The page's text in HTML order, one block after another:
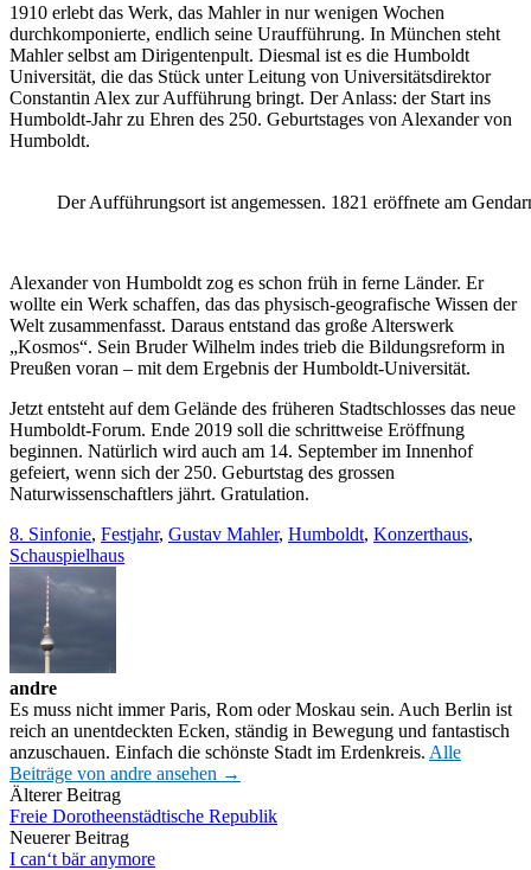
1910 erlebt das Werk, das Mahler in nur wenigen Wochen
durchkomponierte, endlich seine Uraufführung. In München steht
Mahler selbst am Dirigentenpult. Diesmal ist es die Humboldt
Universität, die das Stück unter Leitung von Universitätsdirektor
Constantin Alex zur Aufführung bringt. Der Anlass: der Start ins
Humboldt-Jahr zu Ehren des 250. Geburtstages von Alexander von
Humboldt.
Der Aufführungsort ist angemessen. 1821 eröffnete am
Alexander von Humboldt zog es schon früh in ferne Länder. Er
wollte ein Werk schaffen, das das physisch-geografische Wissen der
Welt zusammenfasst. Daraus entstand das große Alterswerk
„Kosmos“. Sein Bruder Wilhelm indes trieb die Bildungsreform in
Preußen voran – mit dem Ergebnis der Humboldt-Universität.
Jetzt entsteht auf dem Gelände des früheren Stadtschlosses das neue
Humboldt-Forum. Ende 2019 soll die schrittweise Eröffnung
beginnen. Natürlich wird auch am 14. September im Innenhof
gefeiert, wenn sich der 250. Geburtstag des grossen
Naturwissenschaftlers jährt. Gratulation.
8. Sinfonie, Festjahr, Gustav Mahler, Humboldt, Konzerthaus,
Schauspielhaus
andre
Es muss nicht immer Paris, Rom oder Moskau sein. Auch Berlin ist
reich an unentdeckten Ecken, ständig in Bewegung und fantastisch
anzuschauen. Einfach die schönste Stadt im Erdenkreis. Alle
Beiträge von andre ansehen →
Beitrags-
Navigation
Älterer Beitrag
Freie Dorotheenstädtische Republik
Neuerer Beitrag
I can‘t bär anymore